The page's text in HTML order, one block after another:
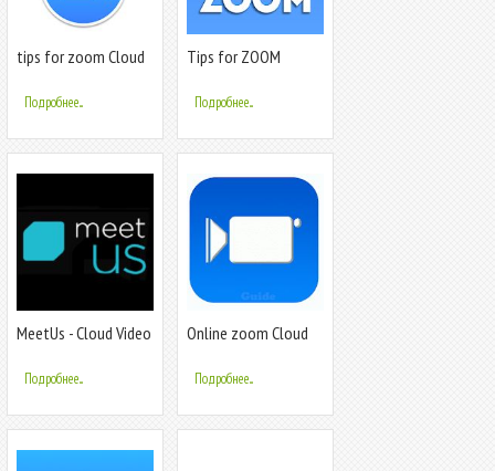
tips for zoom Cloud
Подробнее...
Tips for ZOOM
Подробнее...
MeetUs - Cloud Video
Подробнее...
Online zoom Cloud
Подробнее...